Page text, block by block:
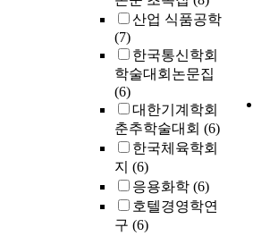
산업 식품공학
(7)
한국통신학회
학술대회논문집
(6)
대한기계학회
춘추학술대회 (6)
한국체육학회
지 (6)
응용화학 (6)
호텔경영학연
구 (6)